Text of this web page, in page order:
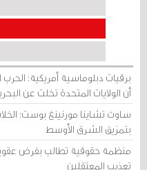
برقيات دبلوماسية أمريكية: الحرب
أن الولايات المتحدة تخلت عن
ساوث تشاينا مورنينغ بوست:
بتمزيق الشرق الأوسط
منظمة حقوقية تطالب بفرض
تعذيب المعتقلين